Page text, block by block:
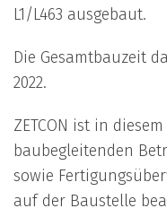
L1/L463 ausgebaut.
Die Gesamtbauzeit
2022.
ZETCON ist in
baubegleitenden
sowie
auf der Baustelle